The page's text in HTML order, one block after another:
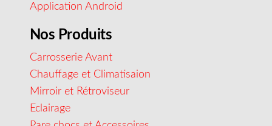
Application Android
Nos Produits
Carrosserie Avant
Chauffage et Climatisaion
Mirroir et Rétroviseur
Eclairage